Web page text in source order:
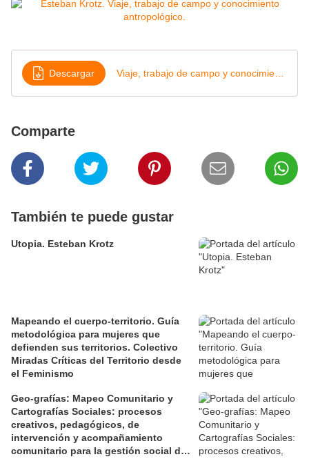
Descargar
Comparte
También te puede gustar
Utopia. Esteban Krotz
Mapeando el cuerpo-territorio. Guía
metodológica para mujeres que
defienden sus territorios. Colectivo
Miradas Críticas del Territorio desde
el Feminismo
Geo-grafías: Mapeo Comunitario y
Cartografías Sociales: procesos
creativos, pedagógicos, de
intervención y acompañamiento
comunitario para la gestión social de